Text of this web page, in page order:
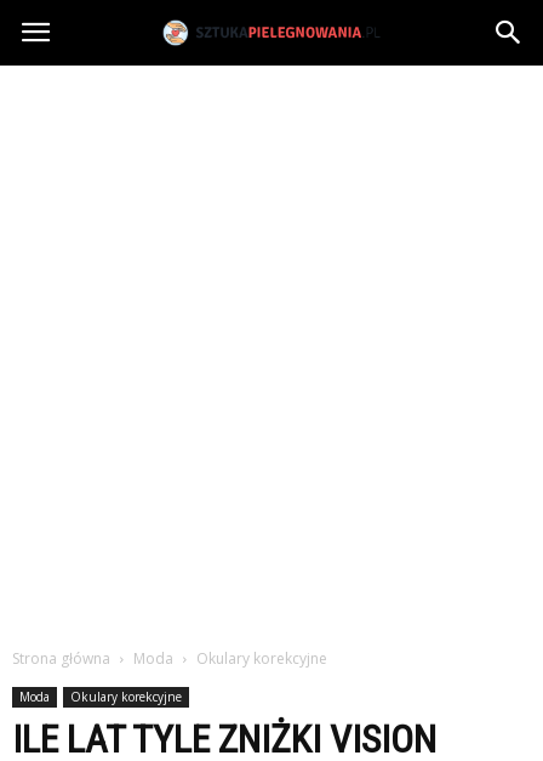
Sztukapielegnowania.pl
Strona główna Moda Okulary korekcyjne
Moda Okulary korekcyjne
ILE LAT TYLE ZNIŻKI VISION